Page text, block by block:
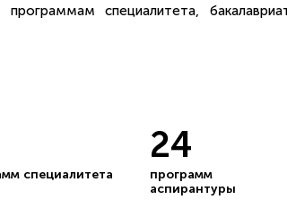
специалитета,
специалитета
24
программ
аспирантуры